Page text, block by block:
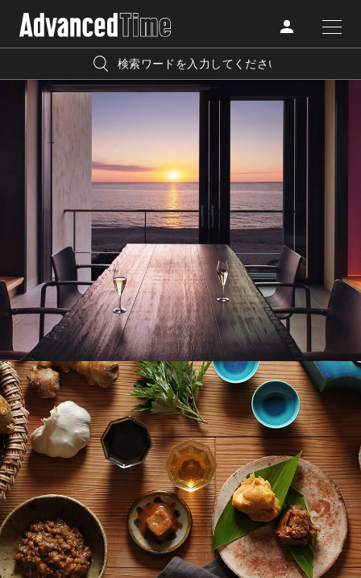
FASHION
BEAUTY
TRAVEL
LIFESTYLE
FOLLOW US
AdvancedClub
『AdvancedTime』は、自由でしなやかに生きるハイエンド
な大人達におくる、スペシャルイシュー満載のメディア。
高感度なファッション、カルチャーに溺愛、未知の幅広い
教養を求め、今までの人生で積んだ経験、知見を余裕をも
って楽しみながら、進化するソーシャルに寄り添いたい。
何かに縛られていた時間から解き放たれつつある世代の
ライフスタイルを豊かに彩る『AdvancedTime』が発信する
情報をさらに充実し、より速やかに、活用できる
「AdvancedClub」会員組織を設けました。
「AdvancedClub」会員に登録すると、プレゼント応募情報
の一覧、プレミアムな会員限定イベント、ブランドのエクス
クルーシブアイテムの紹介など、特別なコンテンツ情報を
メールマガジンでお届け致します。更に『AdvancedTime』
のタブロイドマガジンのご案内もあり、送付手数料のみを
ご負担いただくことでお手元で『AdvancedTime』をお楽し
みいただけます。
登録は無料です。
リゾート インテリア
美白